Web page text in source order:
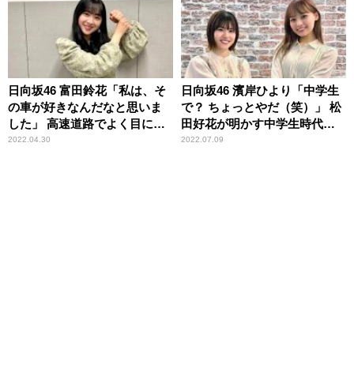
46松田好花の日向坂高校放送
部』公開収録イベントレポー
ト＜前編＞到着！
日向坂46 富田鈴花「私は、そ
の車が好きなんだなと思いま
した」 高速道路でよく目につ
く車種を明かす
2022.04.30
日向坂46 濱岸ひより「中学生
で？ ちょっとやだ（笑）」 松
田好花が明かす中学生時代の
恥ずかしい一人称に苦笑
2022.07.09